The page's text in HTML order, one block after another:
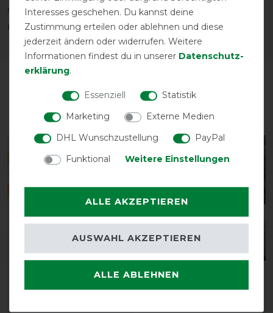
durchhalten. Unser Team berät gerne und hilft die
richtige Decke zu finden!
Unsere Empfehlung: HorSeven
Premium Kollektion
HorSeven Fleecedecke
mit Widerristpolster-
HorSeven Halsteil Fly
Protect - weiß/marine
Interesses geschehen. Du kannst deine
Zustimmung erteilen oder ablehnen und diese
jederzeit ändern oder widerrufen. Weitere
Informationen findest du in unserer Daten­schutz­
erklärung.
Essenziell
Statistik
Marketing
Externe Medien
DHL Wunschzustellung
PayPal
Funktional
Weitere Einstellungen
ALLE AKZEPTIEREN
ALLE ABLEHNEN
AUSWAHL AKZEPTIEREN